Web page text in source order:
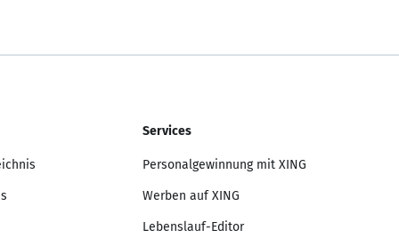
Services
Personalgewinnung mit XING
Werben auf XING
Lebenslauf-Editor